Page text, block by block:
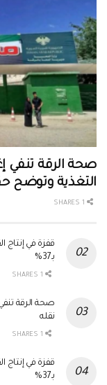
صحة الرقة
التغذية وتوضح
بـ37%
صحة الرقة
نقله
بـ37%